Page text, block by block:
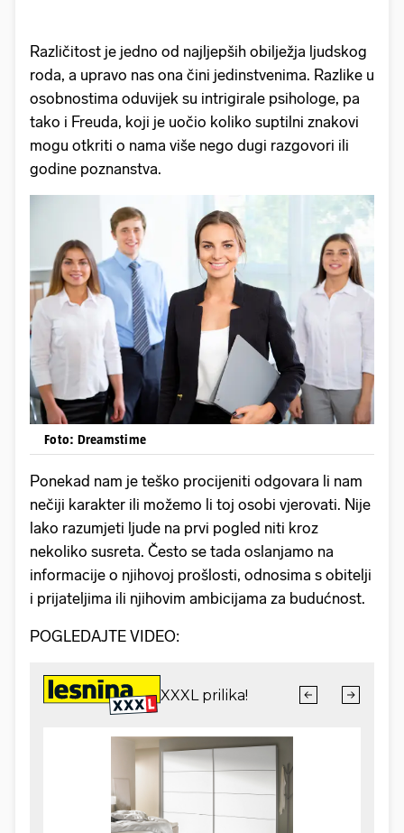
Različitost je jedno od najljepših obilježja ljudskog
roda, a upravo nas ona čini jedinstvenima. Razlike u
osobnostima oduvijek su intrigirale psihologe, pa
tako i Freuda, koji je uočio koliko suptilni znakovi
mogu otkriti o nama više nego dugi razgovori ili
godine poznanstva.
Foto: Dreamstime
Ponekad nam je teško procijeniti odgovara li nam
nečiji karakter ili možemo li toj osobi vjerovati. Nije
lako razumjeti ljude na prvi pogled niti kroz
nekoliko susreta. Često se tada oslanjamo na
informacije o njihovoj prošlosti, odnosima s obitelji
i prijateljima ili njihovim ambicijama za budućnost.
POGLEDAJTE VIDEO: